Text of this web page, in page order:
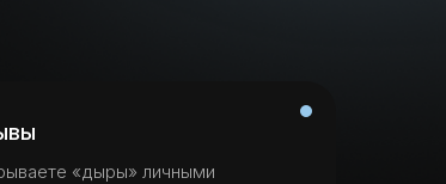
«дыры» личными